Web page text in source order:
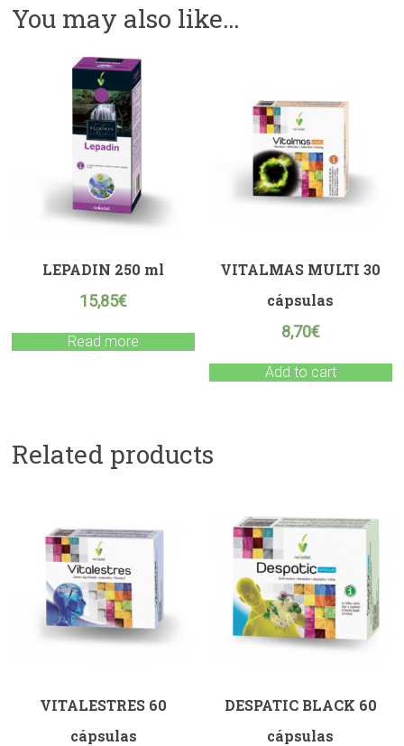
You may also like…
LEPADIN 250 ml
15,85€
Read more
VITALMAS MULTI 30
cápsulas
8,70€
Add to cart
Related products
VITALESTRES 60
cápsulas
DESPATIC BLACK 60
cápsulas